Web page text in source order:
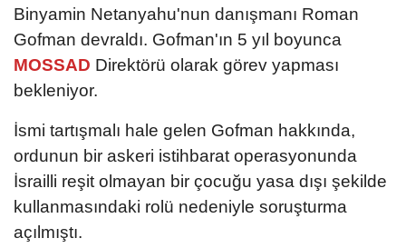
Binyamin Netanyahu'nun danışmanı Roman
Gofman devraldı. Gofman'ın 5 yıl boyunca
MOSSAD Direktörü olarak görev yapması
bekleniyor.
İsmi tartışmalı hale gelen Gofman hakkında,
ordunun bir askeri istihbarat operasyonunda
İsrailli reşit olmayan bir çocuğu yasa dışı şekilde
kullanmasındaki rolü nedeniyle soruşturma
açılmıştı.